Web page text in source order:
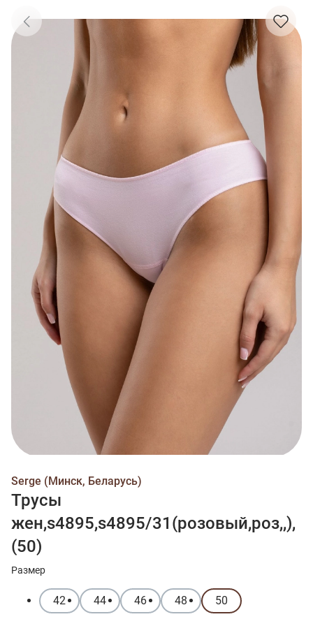
Serge (Минск, Беларусь)
Трусы
жен,s4895,s4895/31(розовый,роз,,),
(50)
Размер
42 44 46 48 50